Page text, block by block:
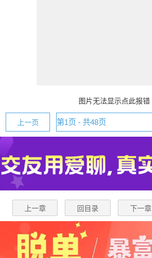
图片无法显示点此报错
上一页
上一章 回目录 下一章